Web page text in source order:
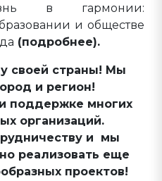
в гармонии:
и обществе
(подробнее).
своей страны! Мы
и регион!
поддержке многих
организаций.
и мы
реализовать еще
проектов!